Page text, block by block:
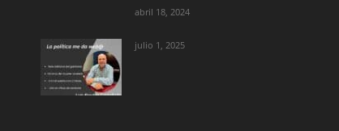
abril 18, 2024
julio 1, 2025